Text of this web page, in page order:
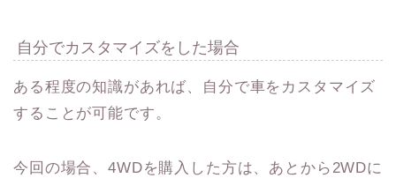
自分でカスタマイズをした場合
ある程度の知識があれば、自分で車をカスタマイズ
することが可能です。
今回の場合、4WDを購入した方は、あとから2WDに